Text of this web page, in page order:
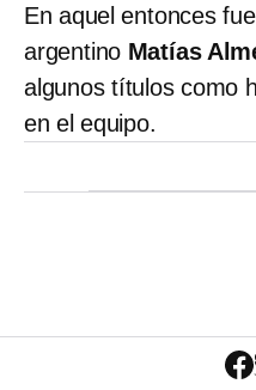
En aquel entonces
argentino Matías
algunos títulos como
en el equipo.